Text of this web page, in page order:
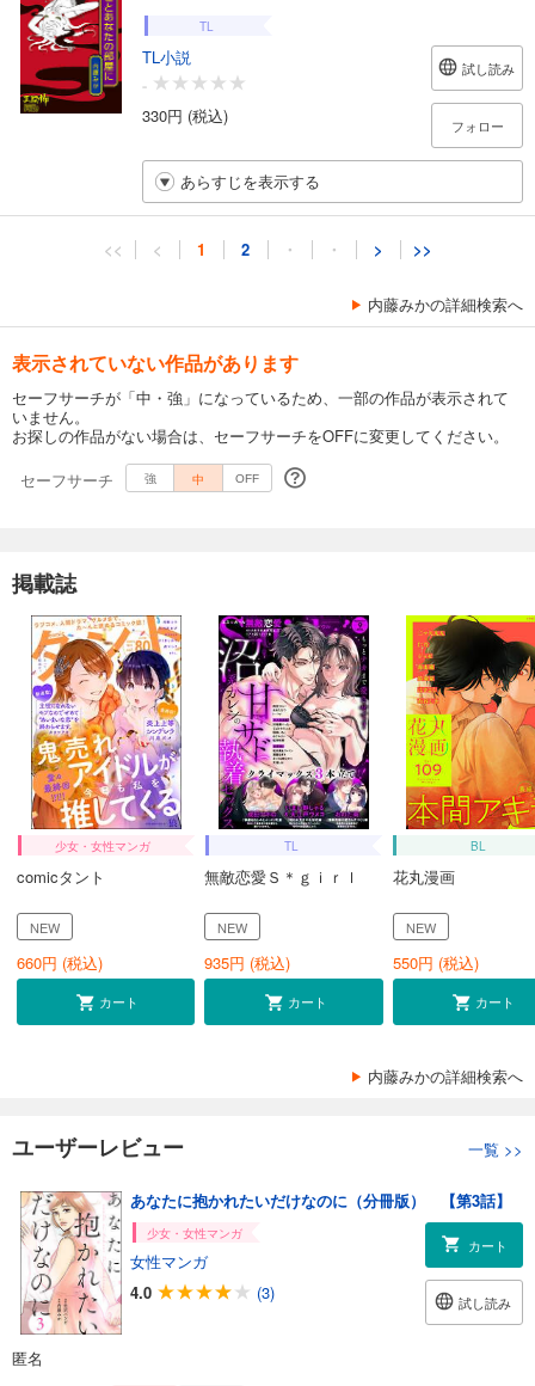
TL
TL小説
-
330円 (税込)
試し読み
フォロー
あらすじを表示する
<< < 1 2 ・ ・ > >>
内藤みかの詳細検索へ
表示されていない作品があります
セーフサーチが「中・強」になっているため、一部の作品が表示されて
いません。
お探しの作品がない場合は、セーフサーチをOFFに変更してください。
セーフサーチ
強 中 OFF
掲載誌
少女・女性マンガ
comicタント
NEW
660円 (税込)
カート
TL
無敵恋愛Ｓ＊ｇｉｒｌ
NEW
935円 (税込)
カート
BL
花丸漫画
NEW
550円 (税込)
カート
内藤みかの詳細検索へ
ユーザーレビュー 一覧 >>
あなたに抱かれたいだけなのに（分冊版） 【第3話】
少女・女性マンガ
女性マンガ
4.0
(3)
カート
試し読み
匿名